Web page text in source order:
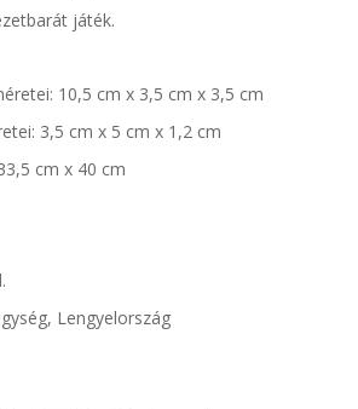
játék.
10,5 cm x 3,5 cm x 3,5 cm
3,5 cm x 5 cm x 1,2 cm
cm x 40 cm
Lengyelország